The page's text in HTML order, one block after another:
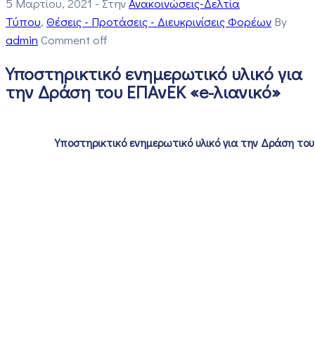
Τύπου‚ Θέσεις - Προτάσεις - Διευκρινίσεις Φορέων By
admin Comment off
Υποστηρικτικό ενημερωτικό υλικό για
την Δράση του ΕΠΑνΕΚ «e-λιανικό»
Υποστηρικτικό ενημερωτικό υλικό για την Δράση